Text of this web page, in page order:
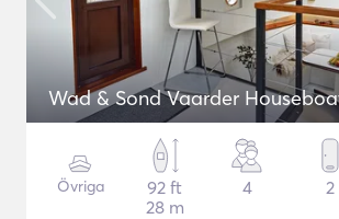
Wad & Sond Vaarder
Övriga
92 ft
28 m
4 2